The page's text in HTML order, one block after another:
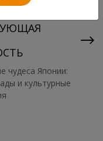
чудеса Японии:
и культурные